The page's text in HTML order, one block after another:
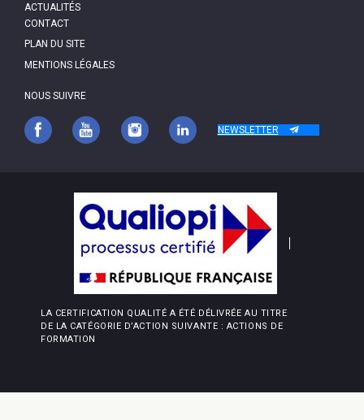
ACTUALITÉS
PIED
DE
PAGE
CONTACT
PLAN DU SITE
MENTIONS LÉGALES
NOUS SUIVRE
NEWSLETTER
LA CERTIFICATION QUALITÉ A ÉTÉ DÉLIVRÉE AU TITRE
DE LA CATÉGORIE D’ACTION SUIVANTE : ACTIONS DE
FORMATION